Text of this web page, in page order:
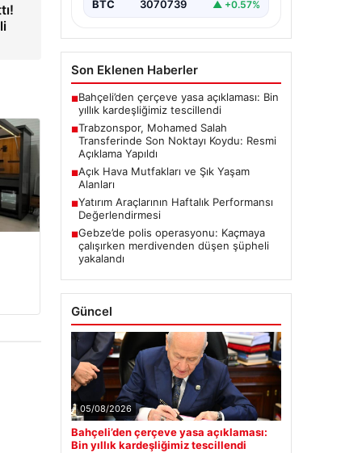
BTC 3070739 ▲ +0.57%
Son Eklenen Haberler
■Bahçeli’den çerçeve yasa açıklaması: Bin
yıllık kardeşliğimiz tescillendi
■Trabzonspor, Mohamed Salah
Transferinde Son Noktayı Koydu: Resmi
Açıklama Yapıldı
■Açık Hava Mutfakları ve Şık Yaşam
Alanları
■Yatırım Araçlarının Haftalık Performansı
Değerlendirmesi
■Gebze’de polis operasyonu: Kaçmaya
çalışırken merdivenden düşen şüpheli
yakalandı
Güncel
05/08/2026
Bahçeli’den çerçeve yasa açıklaması:
Bin yıllık kardeşliğimiz tescillendi